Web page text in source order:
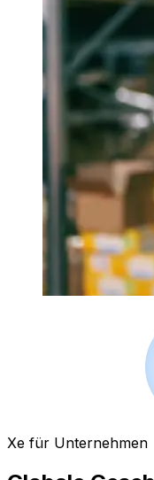
Xe für Unternehmen